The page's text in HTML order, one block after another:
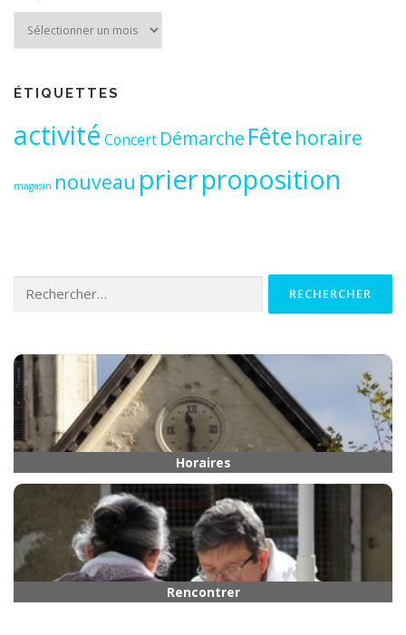
ÉTIQUETTES
activité Concert Démarche Fête horaire
magasin nouveau prierproposition
Horaires